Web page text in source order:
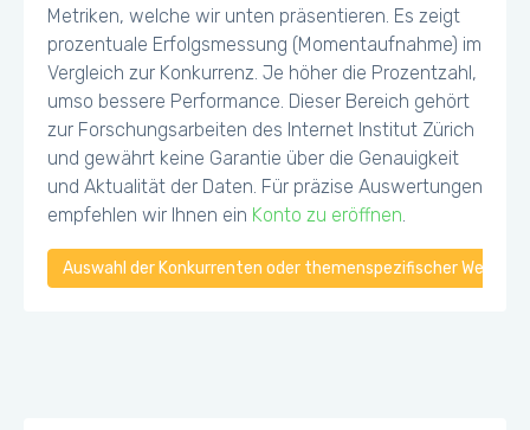
Metriken, welche wir unten präsentieren. Es zeigt
prozentuale Erfolgsmessung (Momentaufnahme) im
Vergleich zur Konkurrenz. Je höher die Prozentzahl,
umso bessere Performance. Dieser Bereich gehört
zur Forschungsarbeiten des Internet Institut Zürich
und gewährt keine Garantie über die Genauigkeit
und Aktualität der Daten. Für präzise Auswertungen
empfehlen wir Ihnen ein Konto zu eröffnen.
Auswahl der Konkurrenten oder themenspezifischer